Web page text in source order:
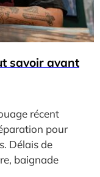
savoir avant
récent
pour
Délais de
baignade